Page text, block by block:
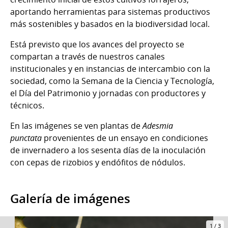
aportando herramientas para sistemas productivos
más sostenibles y basados en la biodiversidad local.
Está previsto que los avances del proyecto se
compartan a través de nuestros canales
institucionales y en instancias de intercambio con la
sociedad, como la Semana de la Ciencia y Tecnología,
el Día del Patrimonio y jornadas con productores y
técnicos.
En las imágenes se ven plantas deAdesmia
punctata provenientes de un ensayo en condiciones
de invernadero a los sesenta días de la inoculación
con cepas de rizobios y endófitos de nódulos.
Galería de imágenes
1 / 3